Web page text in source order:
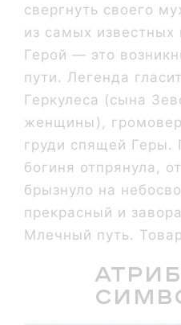
свергнуть своего
из самых
Герой — это
пути. Легенда
Геркулеса (сына
женщины),
груди спящей Геры.
богиня отпрянула,
брызнуло на
прекрасный и
Млечный путь.